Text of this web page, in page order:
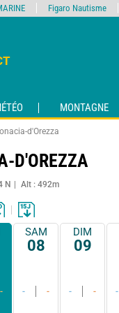
MONTAGNE
d'Orezza
D'OREZZA
N Alt : 492m
-
SAM
08
- -
DIM
09
- - -
Figaro Nautisme